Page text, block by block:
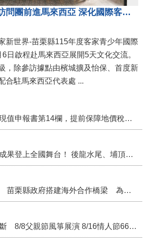
苗栗客家青少年訪問團前進馬來西亞 深化國際客家文化交流
新世界-苗栗縣115年度客家青少年國際
日啟程赴馬來西亞展開5天文化交流。
，除參訪據點由檳城擴及怡保、首度新
增校園交流外，更配合駐馬來西亞代表處 ...
移轉土地勾選土地現值申報書第14欄，提前保障地價稅節稅權益
苗栗農村綠色照顧成果登上全國舞台！ 後龍水尾、埔頂社區前進2026高齡健康產業博覽會
把握國際交流契機 苗栗縣政府搭建海外合作橋梁 為在地產業爭取更多國際市場機會
通霄沙雕精彩不間斷 8/8父親節風箏展演 8/16情人節66對浪漫挑戰送好禮